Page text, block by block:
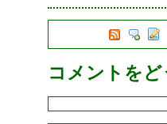
コメントをど